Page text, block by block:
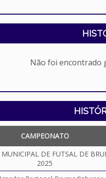
Não foi encontrado
CAMPEONATO
DE FUTSAL DE
2025